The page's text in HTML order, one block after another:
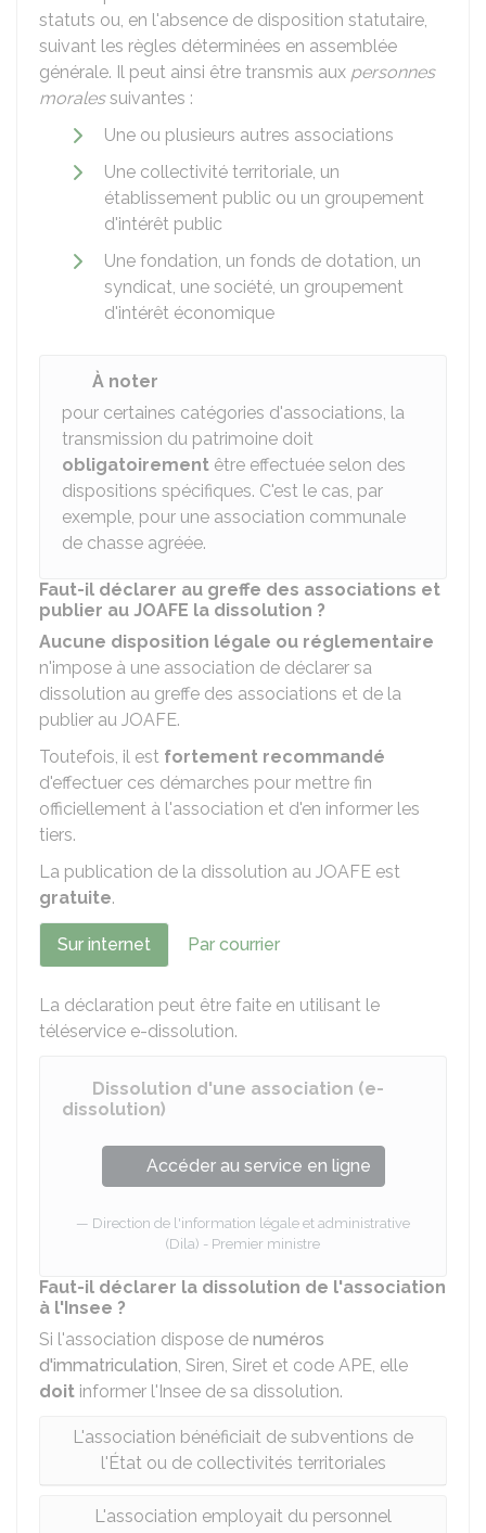
statuts ou, en l'absence de disposition statutaire,
suivant les règles déterminées en assemblée
générale. Il peut ainsi être transmis aux personnes
moralessuivantes :
Une ou plusieurs autres associations
Une collectivité territoriale, un
établissement public ou un groupement
d'intérêt public
Une fondation, un fonds de dotation, un
syndicat, une société, un groupement
d'intérêt économique
À noter
pour certaines catégories d'associations, la
transmission du patrimoine doit
obligatoirement être effectuée selon des
dispositions spécifiques. C'est le cas, par
exemple, pour une association communale
de chasse agréée.
Faut-il déclarer au greffe des associations et
publier au JOAFE la dissolution ?
Aucune disposition légale ou réglementaire
n'impose à une association de déclarer sa
dissolution au greffe des associations et de la
publier au JOAFE.
Toutefois, il est fortement recommandé
d'effectuer ces démarches pour mettre fin
officiellement à l'association et d'en informer les
tiers.
La publication de la dissolution au JOAFE est
gratuite.
Sur internet Par courrier
La déclaration peut être faite en utilisant le
téléservice e-dissolution.
Dissolution d'une association (e-
dissolution)
Accéder au service en ligne
Direction de l'information légale et administrative
(Dila) - Premier ministre
Faut-il déclarer la dissolution de l'association
à l'Insee ?
Si l'association dispose de numéros
d'immatriculation, Siren, Siret et code APE, elle
doit informer l'Insee de sa dissolution.
L'association bénéficiait de subventions de
l'État ou de collectivités territoriales
L'association employait du personnel